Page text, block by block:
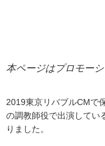
本ページはプロモー
2019東京リバブルCMで
の調教師役で出演してい
りました。